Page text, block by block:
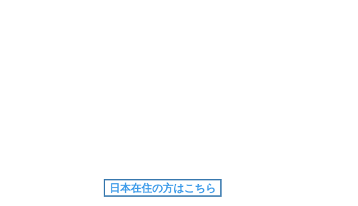
日本在住の方はこちら